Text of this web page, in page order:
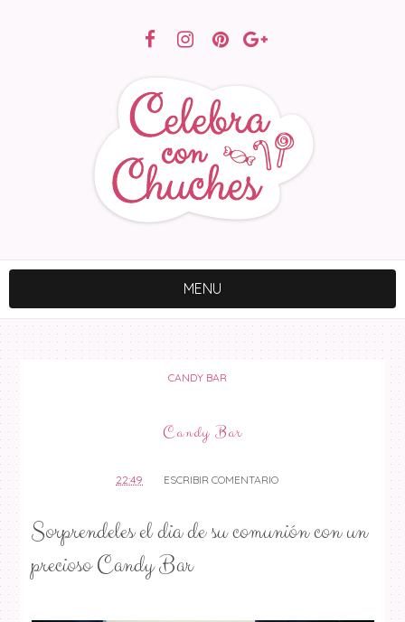
MENU
CANDY BAR
Candy Bar
22:49 ESCRIBIR COMENTARIO
Sorprendeles el dia de su comunión con un
precioso Candy Bar